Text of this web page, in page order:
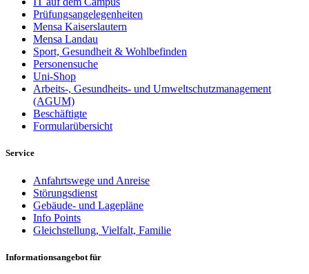
Prüfungsangelegenheiten
Mensa Kaiserslautern
Mensa Landau
Sport, Gesundheit & Wohlbefinden
Personensuche
Uni-Shop
Arbeits-, Gesundheits- und Umweltschutzmanagement
(AGUM)
Beschäftigte
Formularübersicht
Service
Anfahrtswege und Anreise
Störungsdienst
Gebäude- und Lagepläne
Info Points
Gleichstellung, Vielfalt, Familie
Informationsangebot für